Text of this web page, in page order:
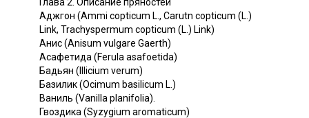
Аджгон (Ammi copticum L., Carutn copticum (L.)
Link, Trachyspermum copticum (L.) Link)
Анис (Anisum vulgare Gaerth)
Асафетида (Ferula asafoetida)
Бадьян (Illicium verum)
Базилик (Ocimum basilicum L.)
Ваниль (Vanilla planifolia).
Гвоздика (Syzygium aromaticum)